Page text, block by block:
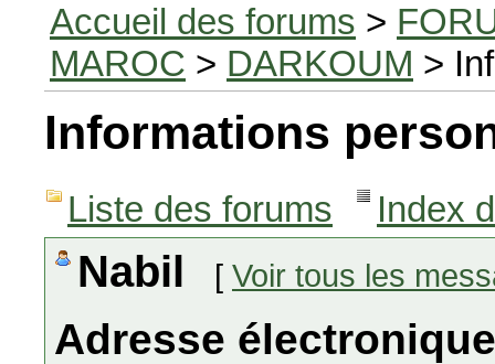
Accueil des forums >
MAROC > DARKOUM >
Informations
Liste des forums Index
Nabil [ Voir tous les
Adresse